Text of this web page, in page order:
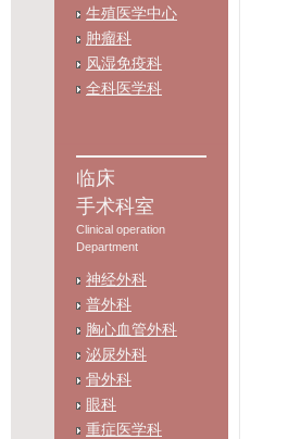
生殖医学中心
肿瘤科
风湿免疫科
全科医学科
临床
手术科室
Clinical operation
Department
神经外科
普外科
胸心血管外科
泌尿外科
骨外科
眼科
重症医学科